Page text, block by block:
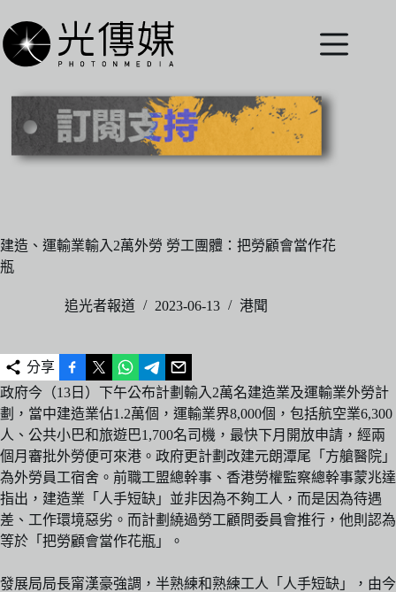
至
主
內
建造、運輸業輸入2萬外勞 勞工團體：把勞顧會當作花
瓶
追光者報道 2023-06-13 港聞
分享
政府今（13日）下午公布計劃輸入2萬名建造業及運輸業外勞計
劃，當中建造業佔1.2萬個，運輸業界8,000個，包括航空業6,300
人、公共小巴和旅遊巴1,700名司機，最快下月開放申請，經兩
個月審批外勞便可來港。政府更計劃改建元朗潭尾「方艙醫院」
為外勞員工宿舍。前職工盟總幹事、香港勞權監察總幹事蒙兆達
指出，建造業「人手短缺」並非因為不夠工人，而是因為待遇
差、工作環境惡劣。而計劃繞過勞工顧問委員會推行，他則認為
等於「把勞顧會當作花瓶」。
發展局局長甯漢豪強調，半熟練和熟練工人「人手短缺」，由今